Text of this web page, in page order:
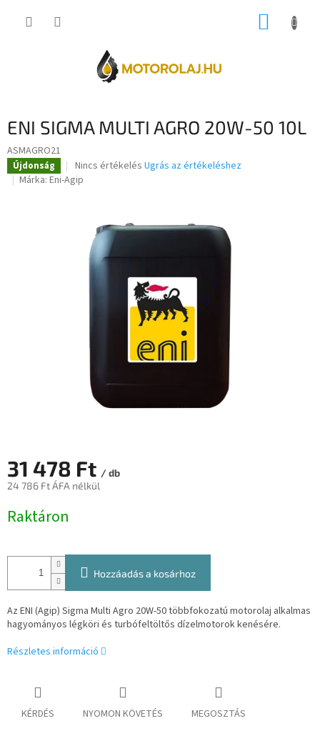
KOSÁR
ENI SIGMA MULTI AGRO 20W-50 10L
ASMAGRO21
Újdonság
A
termék
csillag.
Nincs értékelés Ugrás az értékeléshez
Márka: Eni-Agip
31 478 Ft / db
24 786 Ft ÁFA nélkül
Raktáron
Hozzáadás a kosárhoz
Az ENI (Agip) Sigma Multi Agro 20W-50 többfokozatú motorolaj alkalmas
hagyományos légköri és turbófeltöltős dízelmotorok kenésére.
Részletes információ
KÉRDÉS NYOMON KÖVETÉS MEGOSZTÁS